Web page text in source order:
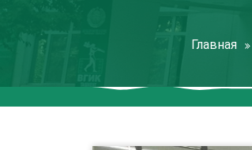
Главная